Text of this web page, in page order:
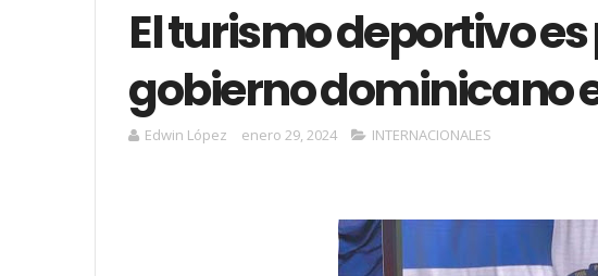
El turismo deportivo
gobierno dominicano
Edwin López enero 29, 2024 INTERNACIONALES